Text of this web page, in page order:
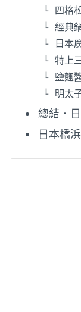
四格
經典
日本
特上
鹽麴
明太
總結・
日本橋